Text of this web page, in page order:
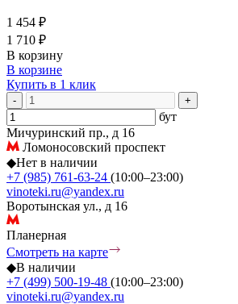
1 454 ₽
1 710 ₽
В корзину
В корзине
Купить в 1 клик
- +
бут
Мичуринский пр., д 16
Ломоносовский проспект
◆Нет в наличии
+7 (985) 761-63-24 (10:00–23:00)
vinoteki.ru@yandex.ru
Воротынская ул., д 16
Планерная
Смотреть на карте
◆В наличии
+7 (499) 500-19-48 (10:00–23:00)
vinoteki.ru@yandex.ru